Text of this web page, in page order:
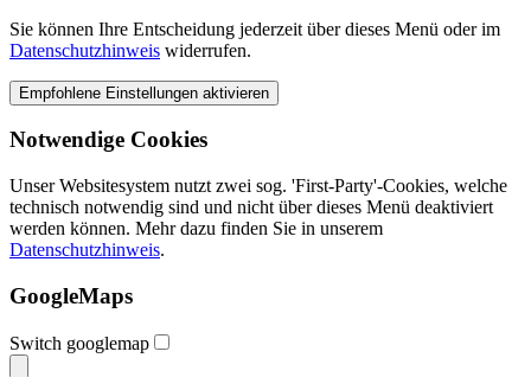
Sie können Ihre Entscheidung jederzeit über dieses Menü oder im
Datenschutzhinweis widerrufen.
Notwendige Cookies
Unser Websitesystem nutzt zwei sog. 'First-Party'-Cookies, welche
technisch notwendig sind und nicht über dieses Menü deaktiviert
werden können. Mehr dazu finden Sie in unserem
Datenschutzhinweis.
GoogleMaps
Switch googlemap